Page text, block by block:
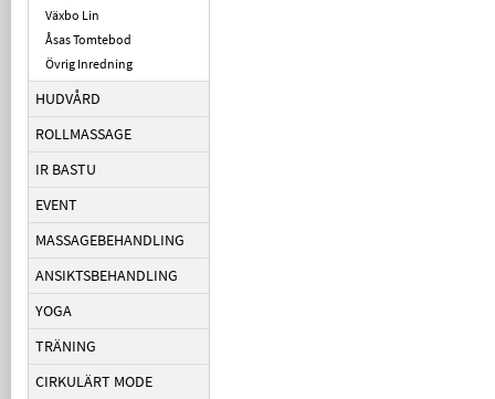
Växbo Lin
Åsas Tomtebod
Övrig Inredning
HUDVÅRD
ROLLMASSAGE
IR BASTU
EVENT
MASSAGEBEHANDLING
ANSIKTSBEHANDLING
YOGA
TRÄNING
CIRKULÄRT MODE